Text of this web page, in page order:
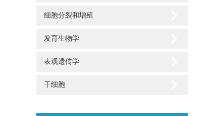
细胞分裂和增殖
发育生物学
表观遗传学
干细胞